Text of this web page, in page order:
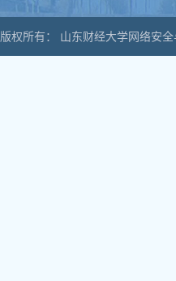
版权所有： 山东财经大学网络安